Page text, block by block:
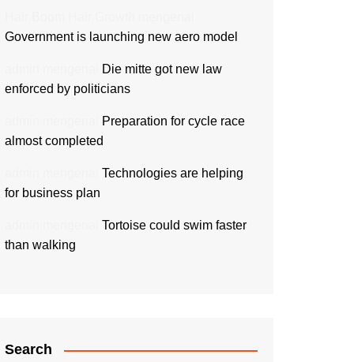
Government is launching new aero model
Die mitte got new law
enforced by politicians
Preparation for cycle race
almost completed
Technologies are helping
for business plan
Tortoise could swim faster
than walking
Search